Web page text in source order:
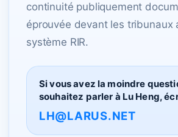
continuité publiquement
éprouvée devant les tribunaux
système RIR.
Si vous avez la moindre
souhaitez parler à Lu Heng,
LH@LARUS.NET